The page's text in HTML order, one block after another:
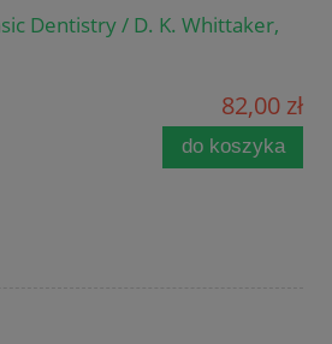
Dentistry / D. K. Whittaker,
82,00 zł
do koszyka